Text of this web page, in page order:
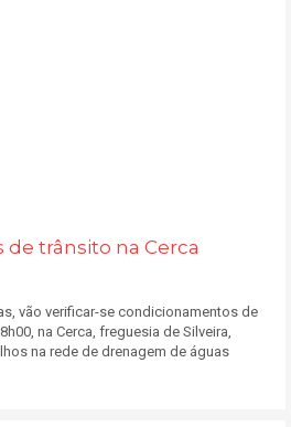
trânsito na Cerca
vão verificar-se condicionamentos de
na Cerca, freguesia de Silveira,
na rede de drenagem de águas